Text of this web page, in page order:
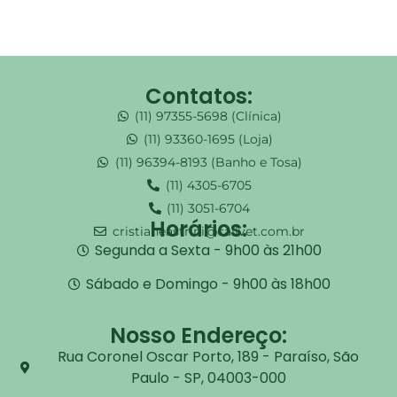
Contatos:
(11) 97355-5698 (Clínica)
(11) 93360-1695 (Loja)
(11) 96394-8193 (Banho e Tosa)
(11) 4305-6705
(11) 3051-6704
cristianeastrini@callvet.com.br
Horários:
Segunda a Sexta - 9h00 às 21h00
Sábado e Domingo - 9h00 às 18h00
Nosso Endereço:
Rua Coronel Oscar Porto, 189 - Paraíso, São
Paulo - SP, 04003-000